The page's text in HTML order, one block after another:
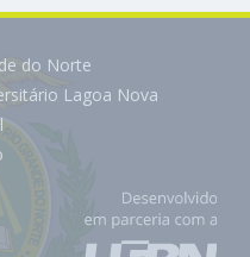
do Norte
Lagoa Nova